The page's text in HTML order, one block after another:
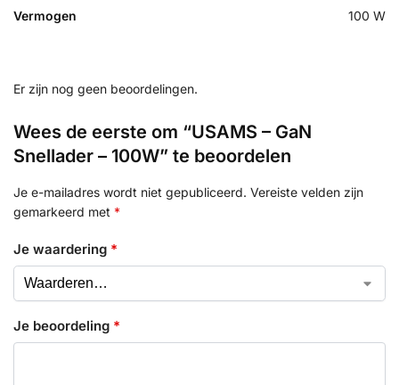
Vermogen 100 W
Er zijn nog geen beoordelingen.
Wees de eerste om “USAMS – GaN
Snellader – 100W” te beoordelen
Je e-mailadres wordt niet gepubliceerd. Vereiste velden zijn
gemarkeerd met *
Je waardering *
Je beoordeling *